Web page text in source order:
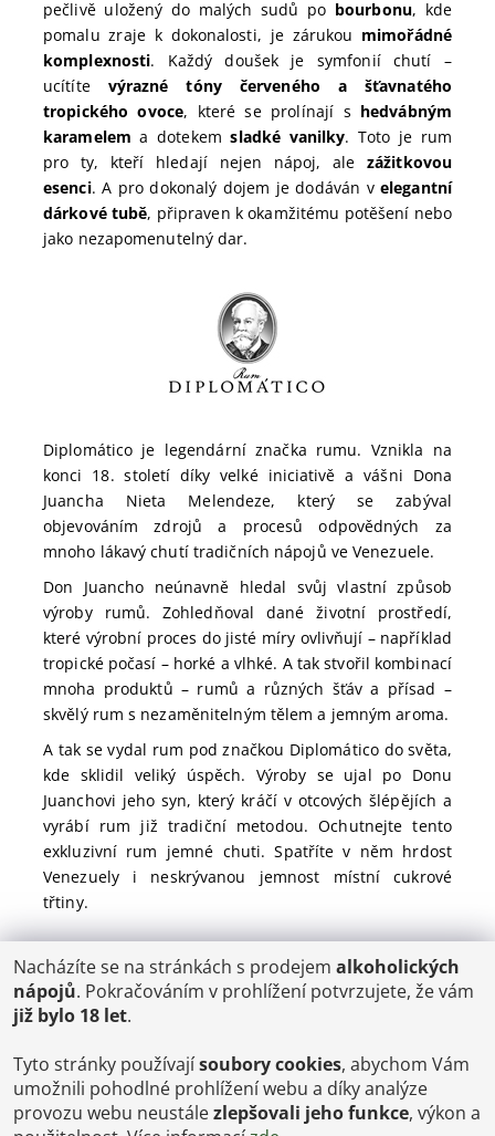
pečlivě uložený do malých sudů po bourbonu, kde
pomalu zraje k dokonalosti, je zárukou mimořádné
komplexnosti. Každý doušek je symfonií chutí –
ucítíte výrazné tóny červeného a šťavnatého
tropického ovoce, které se prolínají s hedvábným
karamelem a dotekemsladké vanilky. Toto je rum
pro ty, kteří hledají nejen nápoj, ale zážitkovou
esenci. A pro dokonalý dojem je dodáván velegantní
dárkové tubě, připraven k okamžitému potěšení nebo
jako nezapomenutelný dar.
Diplomático je legendární značka rumu. Vznikla na
konci 18. století díky velké iniciativě a vášni Dona
Juancha Nieta Melendeze, který se zabýval
objevováním zdrojů a procesů odpovědných za
mnoho lákavý chutí tradičních nápojů ve Venezuele.
Don Juancho neúnavně hledal svůj vlastní způsob
výroby rumů. Zohledňoval dané životní prostředí,
které výrobní proces do jisté míry ovlivňují – například
tropické počasí – horké a vlhké. A tak stvořil kombinací
mnoha produktů – rumů a různých šťáv a přísad –
skvělý rum s nezaměnitelným tělem a jemným aroma.
A tak se vydal rum pod značkou Diplomático do světa,
kde sklidil veliký úspěch. Výroby se ujal po Donu
Juanchovi jeho syn, který kráčí v otcových šlépějích a
vyrábí rum již tradiční metodou. Ochutnejte tento
exkluzivní rum jemné chuti. Spatříte v něm hrdost
Venezuely i neskrývanou jemnost místní cukrové
třtiny.
POŠTOVNÉ
ČR: od 95,-
SK: 350,-
€ = 24,00 CZK
Dopravy a Platby
Jsme internetový obchod, osobní odběr není možný.
Nacházíte se na stránkách s prodejem alkoholických
nápojů. Pokračováním v prohlížení potvrzujete, že vám
již bylo 18 let.
Tyto stránky používajísoubory cookies, abychom Vám
umožnili pohodlné prohlížení webu a díky analýze
provozu webu neustálezlepšovali jeho funkce, výkon a